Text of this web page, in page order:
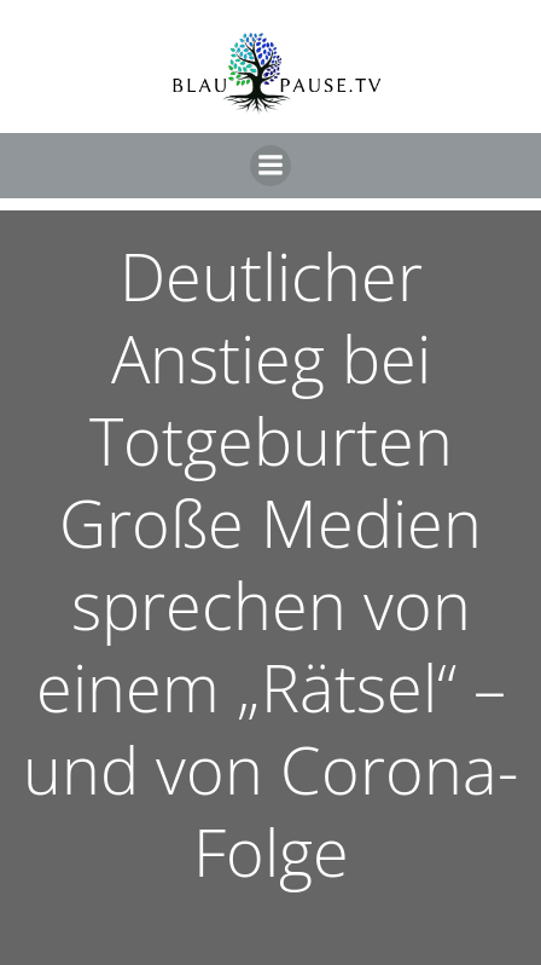
Deutlicher
Anstieg bei
Totgeburten
Große Medien
sprechen von
einem „Rätsel“ –
und von Corona-
Folge